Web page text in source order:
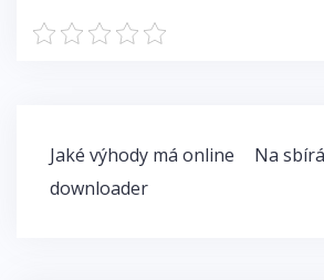
Navigace
pro
příspěvek
Jaké výhody má online
downloader
Na